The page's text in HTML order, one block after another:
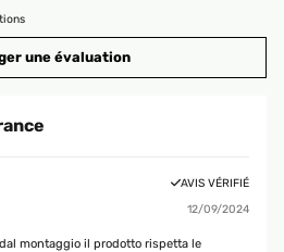
une évaluation
AVIS VÉRIFIÉ
12/09/2024
montaggio il prodotto rispetta le